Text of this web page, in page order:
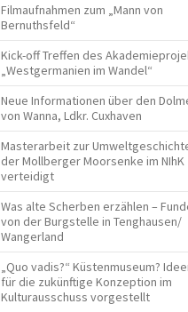
Filmaufnahmen zum „Mann von
Bernuthsfeld“
Kick-off Treffen des
„Westgermanien im Wandel“
Neue Informationen über den
von Wanna, Ldkr. Cuxhaven
Masterarbeit zur
der Mollberger Moorsenke im NIhK
verteidigt
Was alte Scherben erzählen –
von der Burgstelle in Tenghausen/
Wangerland
„Quo vadis?“ Küstenmuseum?
für die zukünftige Konzeption im
Kulturausschuss vorgestellt